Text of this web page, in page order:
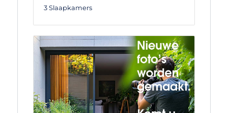
3 Slaapkamers